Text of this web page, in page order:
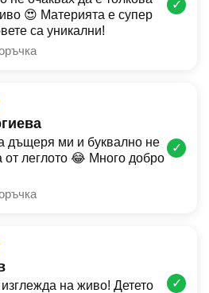
😍 Материята е супер
са уникални!
✓
дъщеря ми и буквално не
от леглото 😂 Много добро
✓
на живо! Детето
✓